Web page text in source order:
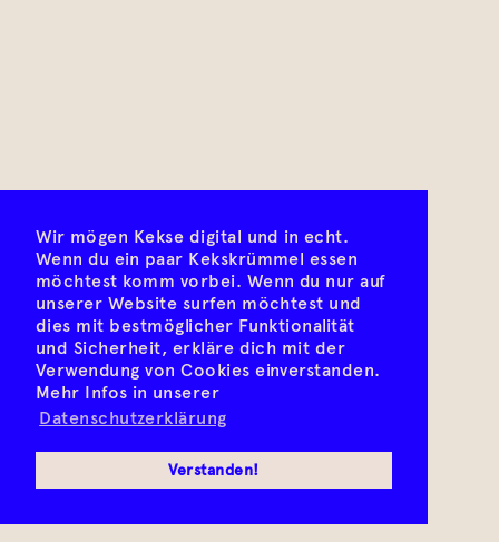
Wir mögen Kekse digital und in echt.
Wenn du ein paar Kekskrümmel essen
möchtest komm vorbei. Wenn du nur auf
unserer Website surfen möchtest und
dies mit bestmöglicher Funktionalität
und Sicherheit, erkläre dich mit der
Verwendung von Cookies einverstanden.
Mehr Infos in unserer
Datenschutzerklärung
Verstanden!